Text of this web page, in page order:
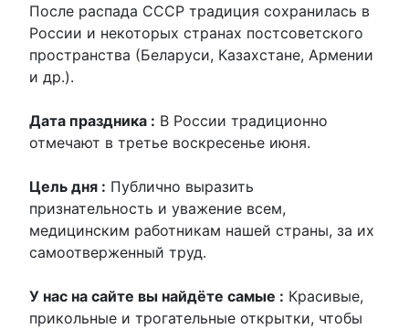
После распада СССР традиция сохранилась в
России и некоторых странах постсоветского
пространства (Беларуси, Казахстане, Армении
и др.).
Дата праздника : В России традиционно
отмечают в третье воскресенье июня.
Цель дня : Публично выразить
признательность и уважение всем,
медицинским работникам нашей страны, за их
самоотверженный труд.
У нас на сайте вы найдёте самые : Красивые,
прикольные и трогательные открытки, чтобы